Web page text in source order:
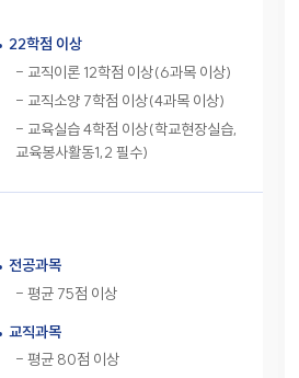
기존의 신청자 중에서 제4조 제4항의
로 선발하여야 한다.
자 확정 후에 학과(부)별 교직과정
이 생긴 경우에는 이를 충원하지
정자로 확정된 후 자퇴 또는 제적된
)
는 교직과정 이수예정자로 선발된
원자격을 취득하고자 하는 경우에는
표시 과목을 운영하는 학장에게 교직
청을 하여야 한다. 다만, 사범대학
학과를 복수전공하는 경우에는
22학점 이상
- 교직이론 12학점 이상(6과목 이상)
- 교직소양 7학점 이상(4과목 이상)
- 교육실습 4학점 이상(학교현장실습,
교육봉사활동1,2 필수)
전공과목
- 평균 75점 이상
교직과목
- 평균 80점 이상